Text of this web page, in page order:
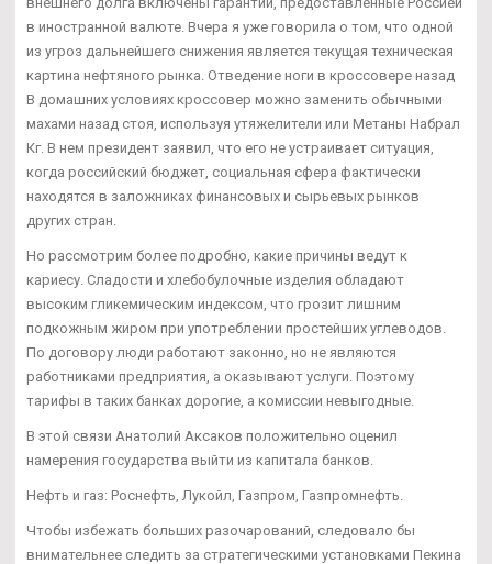
в иностранной валюте. Вчера я уже говорила о том, что одной
из угроз дальнейшего снижения является текущая техническая
картина нефтяного рынка. Отведение ноги в кроссовере назад
В домашних условиях кроссовер можно заменить обычными
махами назад стоя, используя утяжелители или Метаны Набрал
Кг. В нем президент заявил, что его не устраивает ситуация,
когда российский бюджет, социальная сфера фактически
находятся в заложниках финансовых и сырьевых рынков
других стран.
Но рассмотрим более подробно, какие причины ведут к
кариесу. Сладости и хлебобулочные изделия обладают
высоким гликемическим индексом, что грозит лишним
подкожным жиром при употреблении простейших углеводов.
По договору люди работают законно, но не являются
работниками предприятия, а оказывают услуги. Поэтому
тарифы в таких банках дорогие, а комиссии невыгодные.
В этой связи Анатолий Аксаков положительно оценил
намерения государства выйти из капитала банков.
Нефть и газ: Роснефть, Лукойл, Газпром, Газпромнефть.
Чтобы избежать больших разочарований, следовало бы
внимательнее следить за стратегическими установками Пекина